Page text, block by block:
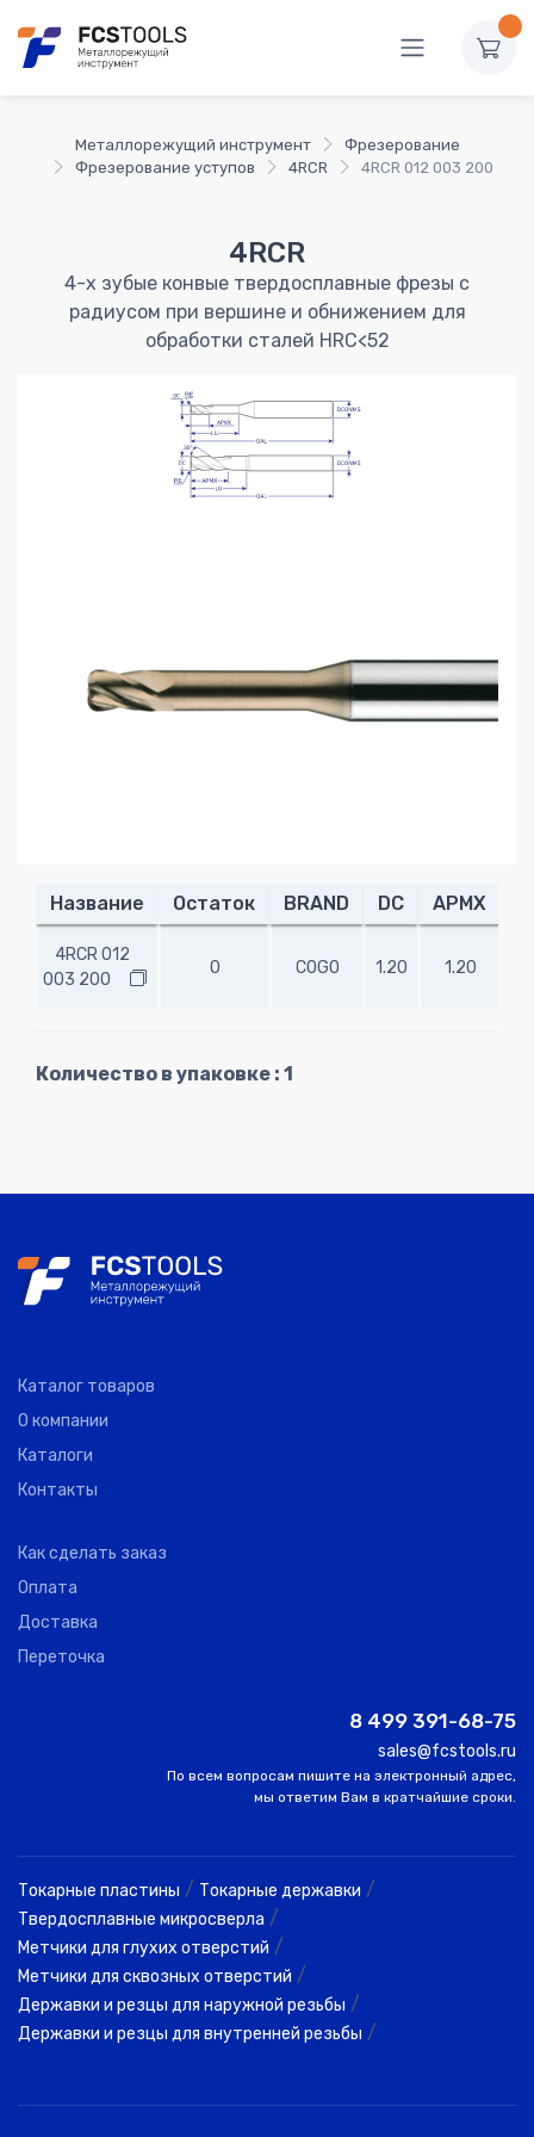
Металлорежущий инструмент
Фрезерование
Фрезерование уступов
4RCR 4RCR 012 003 200
4RCR
4-х зубые конвые твердосплавные фрезы с
радиусом при вершине и обнижением для
обработки сталей HRC<52
Название Остаток BRAND DC APMX
4RCR 012
003 200
0 COGO 1.20 1.20
Количество в упаковке : 1
Каталог товаров
О компании
Каталоги
Контакты
Как сделать заказ
Оплата
Доставка
Переточка
8 499 391-68-75
sales@fcstools.ru
По всем вопросам пишите на электронный адрес,
мы ответим Вам в кратчайшие сроки.
Токарные пластины / Токарные державки /
Твердосплавные микросверла /
Метчики для глухих отверстий /
Метчики для сквозных отверстий /
Державки и резцы для наружной резьбы /
Державки и резцы для внутренней резьбы /